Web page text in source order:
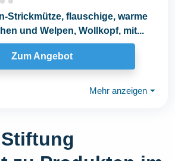
Strickmütze, flauschige, warme
und Welpen, Wollkopf, mit...
Zum Angebot
Mehr anzeigen ⏷